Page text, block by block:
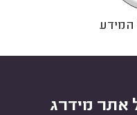
המידע
אתר מידרג